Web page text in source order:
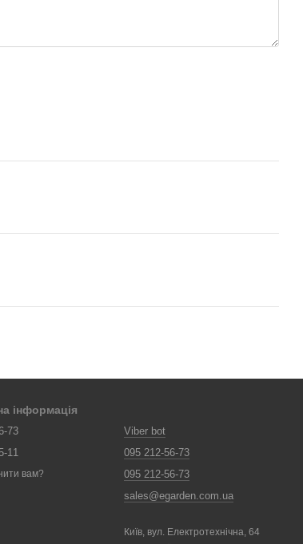
інформація
73
11
вам?
Viber bot
095 212-56-73
095 212-56-73
sales@egarden.com.ua
Київ, вул. Електротехнічна, 64